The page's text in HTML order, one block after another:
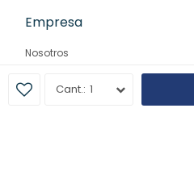
1
Empresa
Nosotros